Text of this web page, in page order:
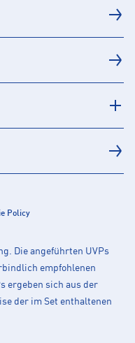
Policy
Die angeführten UVPs
empfohlenen
ergeben sich aus der
der im Set enthaltenen